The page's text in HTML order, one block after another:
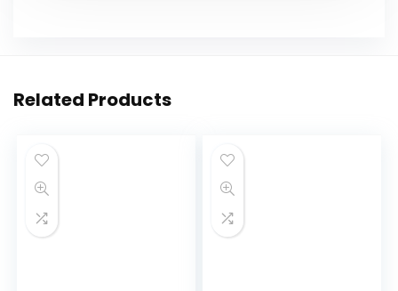
Related Products